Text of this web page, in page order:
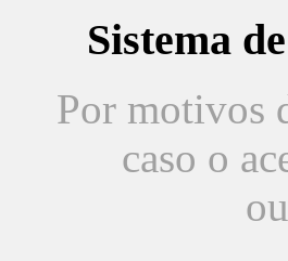
Sistema
Por motivos
caso o